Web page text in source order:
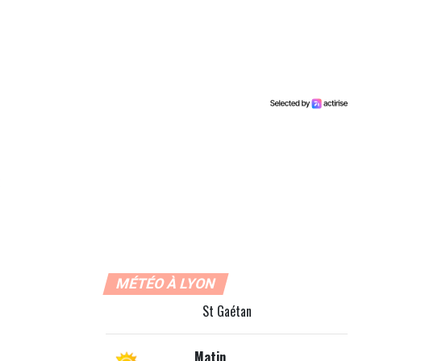
MÉTÉO À LYON
St Gaétan
Matin